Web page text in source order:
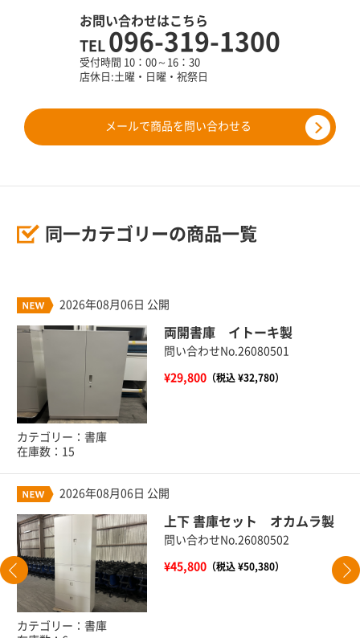
お問い合わせはこちら
TEL 096-319-1300
受付時間 10：00～16：30
店休日:土曜・日曜・祝祭日
メールで商品を問い合わせる
同一カテゴリーの商品一覧
2026年08月06日 公開
両開書庫 イトーキ製
問い合わせNo.26080501
¥29,800（税込 ¥32,780）
カテゴリー：書庫
在庫数：15
2026年08月06日 公開
上下 書庫セット オカムラ製
問い合わせNo.26080502
¥45,800（税込 ¥50,380）
カテゴリー：書庫